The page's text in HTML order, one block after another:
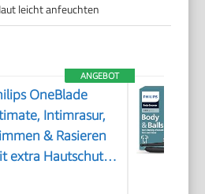
leicht anfeuchten
ANGEBOT
OneBlade
Intimrasur,
& Rasieren
extra Hautschutz,